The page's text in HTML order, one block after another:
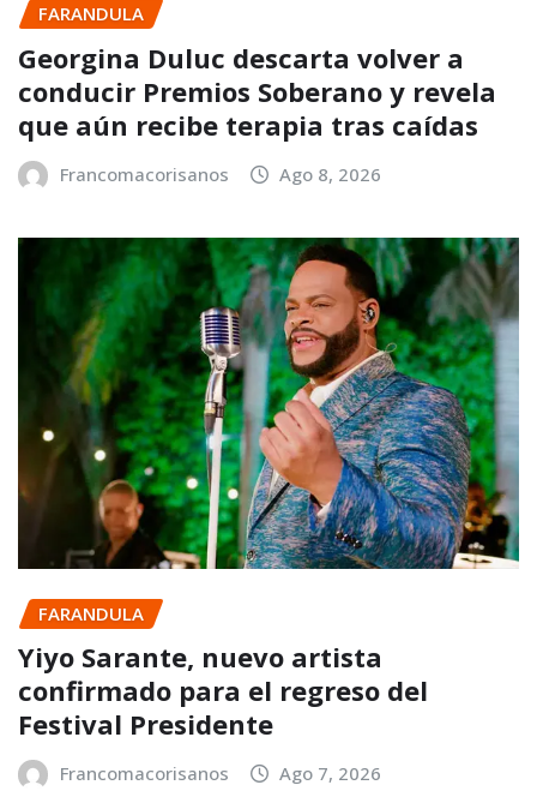
FARANDULA
Georgina Duluc descarta volver a
conducir Premios Soberano y revela
que aún recibe terapia tras caídas
Francomacorisanos Ago 8, 2026
FARANDULA
Yiyo Sarante, nuevo artista
confirmado para el regreso del
Festival Presidente
Francomacorisanos Ago 7, 2026